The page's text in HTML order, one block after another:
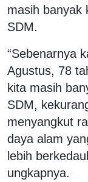
masih banyak
SDM.
“Sebenarnya
Agustus, 78
kita masih
SDM,
menyangkut
daya alam
lebih
ungkapnya.